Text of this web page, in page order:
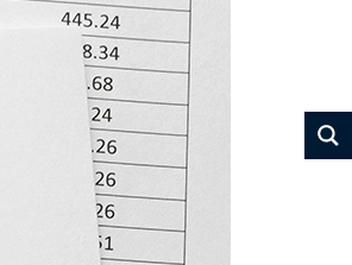
Estero
Filippine: missione
Manila, 5-7 ottobre 2026
30 Luglio 2026